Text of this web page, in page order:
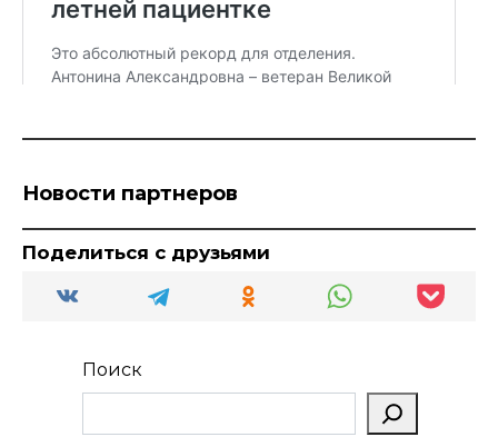
Новости партнеров
Поделиться с друзьями
Поиск